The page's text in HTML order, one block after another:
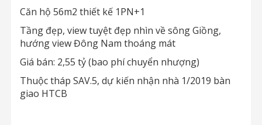
Căn hộ 56m2 thiết kế 1PN+1
Tầng đẹp, view tuyệt đẹp nhìn về sông Giồng,
hướng view Đông Nam thoáng mát
Giá bán: 2,55 tỷ (bao phí chuyển nhượng)
Thuộc tháp SAV.5, dự kiến nhận nhà 1/2019 bàn
giao HTCB